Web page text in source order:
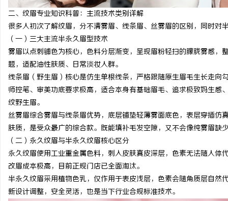
二、纹眉专业知识科普：主流技术类别详解
很多人初次了解纹眉，分不清雾眉、线条眉、丝雾眉的区别，同时对
（一）三大主流半永久眉型技术
雾眉以点刺铺色为核心，色料分层渐变，呈现眉粉轻扫的朦胧雾感
题，适配油性肤质、日常淡妆人群。
线条眉（野生眉）核心是仿生单根线条，严格跟随原生眉毛生长走
师控笔、审美功底要求极高，适合本身有基础眉毛、追求极致妈生
纹野生眉。
丝雾眉综合雾眉与线条眉优势，底层铺垫轻薄雾面底色，表层穿插
肤质，是受众最广的综合款。既能填补毛发空隙，又不会像纯雾眉缺
（二）永久纹眉与半永久纹眉核心区分
永久纹眉使用工业重金属色料，刺入皮肤真皮深层，色素无法随人
改眉成本极高，目前正规门店已全面淘汰。
半永久纹眉采用植物色乳，仅作用于表皮浅层，色素会随角质层自
新设计调整，安全灵活，也是当下行业合规标准技术。